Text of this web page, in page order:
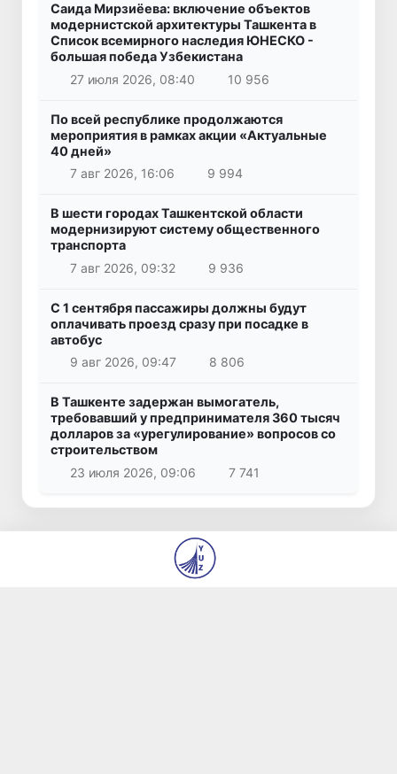
Саида Мирзиёева: включение объектов
модернистской архитектуры Ташкента в
Список всемирного наследия ЮНЕСКО -
большая победа Узбекистана
27 июля 2026, 08:40
10 956
По всей республике продолжаются
мероприятия в рамках акции «Актуальные
40 дней»
7 авг 2026, 16:06
9 994
В шести городах Ташкентской области
модернизируют систему общественного
транспорта
7 авг 2026, 09:32
9 936
С 1 сентября пассажиры должны будут
оплачивать проезд сразу при посадке в
автобус
9 авг 2026, 09:47
8 806
В Ташкенте задержан вымогатель,
требовавший у предпринимателя 360 тысяч
долларов за «урегулирование» вопросов со
строительством
23 июля 2026, 09:06
7 741